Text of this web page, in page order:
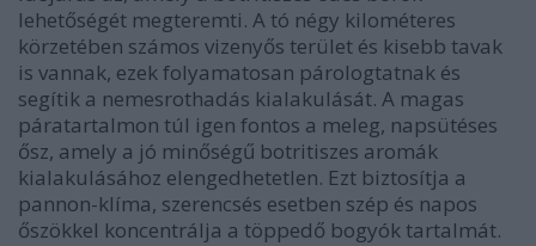
lehetőségét megteremti. A tó négy kilométeres
körzetében számos vizenyős terület és kisebb tavak
is vannak, ezek folyamatosan párologtatnak és
segítik a nemesrothadás kialakulását. A magas
páratartalmon túl igen fontos a meleg, napsütéses
ősz, amely a jó minőségű botritiszes aromák
kialakulásához elengedhetetlen. Ezt biztosítja a
pannon-klíma, szerencsés esetben szép és napos
őszökkel koncentrálja a töppedő bogyók tartalmát.